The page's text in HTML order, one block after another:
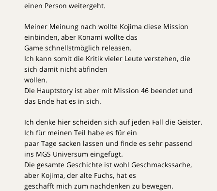
einen Person weitergeht.
Meiner Meinung nach wollte Kojima diese Mission
einbinden, aber Konami wollte das
Game schnellstmöglich releasen.
Ich kann somit die Kritik vieler Leute verstehen, die
sich damit nicht abfinden
wollen.
Die Hauptstory ist aber mit Mission 46 beendet und
das Ende hat es in sich.
Ich denke hier scheiden sich auf jeden Fall die Geister.
Ich für meinen Teil habe es für ein
paar Tage sacken lassen und finde es sehr passend
ins MGS Universum eingefügt.
Die gesamte Geschichte ist wohl Geschmackssache,
aber Kojima, der alte Fuchs, hat es
geschafft mich zum nachdenken zu bewegen.